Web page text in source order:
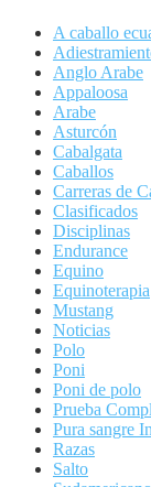
A caballo
Anglo Arabe
Appaloosa
Arabe
Asturcón
Cabalgata
Caballos
Carreras de
Clasificados
Disciplinas
Endurance
Equino
Equinoterapia
Mustang
Noticias
Polo
Poni
Poni de polo
Prueba
Pura sangre
Razas
Salto